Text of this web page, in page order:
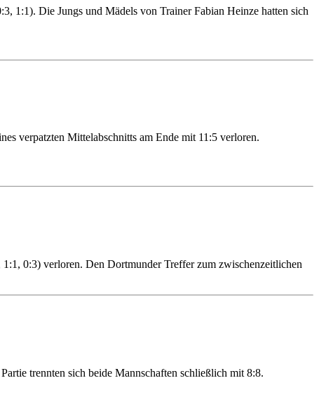
1:1). Die Jungs und Mädels von Trainer Fabian Heinze hatten sich
verpatzten Mittelabschnitts am Ende mit 11:5 verloren.
0:3) verloren. Den Dortmunder Treffer zum zwischenzeitlichen
trennten sich beide Mannschaften schließlich mit 8:8.